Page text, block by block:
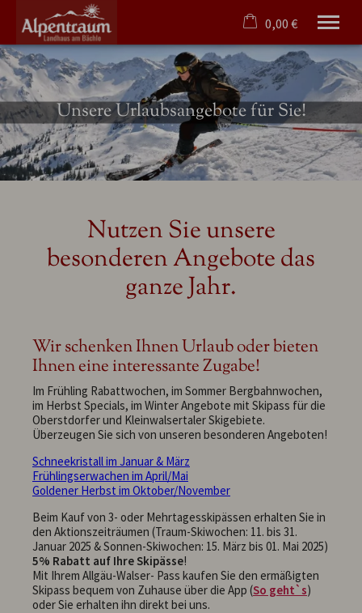
Ohne Zeitraum
Beliebige Personenzahl
Willkommen
Ferienwohnungen
Service/Anfrage
0,00 €
Warenkorb ist leer
Unsere Urlaubsangebote für Sie!
Nutzen Sie unsere
besonderen Angebote das
ganze Jahr.
Wir schenken Ihnen Urlaub oder bieten
Ihnen eine interessante Zugabe!
Im Frühling Rabattwochen, im Sommer Bergbahnwochen,
im Herbst Specials, im Winter Angebote mit Skipass für die
Oberstdorfer und Kleinwalsertaler Skigebiete.
Überzeugen Sie sich von unseren besonderen Angeboten!
Schneekristall im Januar & März
Frühlingserwachen im April/Mai
Goldener Herbst im Oktober/November
Beim Kauf von 3- oder Mehrtagesskipässen erhalten Sie in
den Aktionszeiträumen (Traum-Skiwochen: 11. bis 31.
Januar 2025 & Sonnen-Skiwochen: 15. März bis 01. Mai 2025)
5% Rabatt auf Ihre Skipässe!
Mit Ihrem Allgäu-Walser- Pass kaufen Sie den ermäßigten
Skipass bequem von Zuhause über die App (So geht`s)
oder Sie erhalten ihn direkt bei uns.